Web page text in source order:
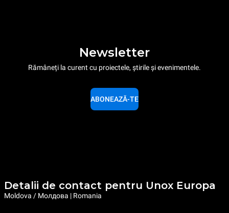
Newsletter
Rămâneți la curent cu proiectele, știrile și evenimentele.
ABONEAZĂ-TE
Detalii de contact pentru Unox Europa
Moldova / Молдова | Romania